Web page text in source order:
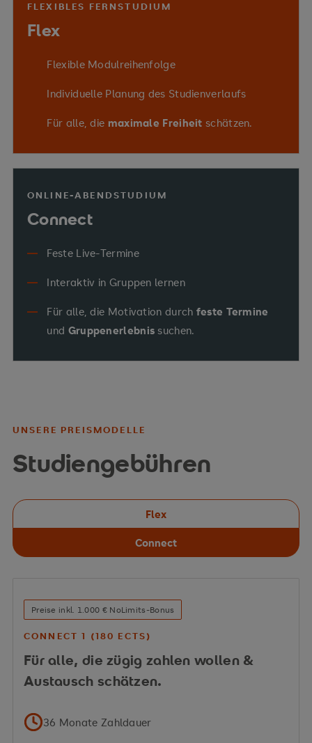
FLEXIBLES FERNSTUDIUM
Flex
Flexible Modulreihenfolge
Individuelle Planung des Studienverlaufs
Für alle, die maximale Freiheit schätzen.
ONLINE-ABENDSTUDIUM
Connect
Feste Live-Termine
Interaktiv in Gruppen lernen
Für alle, die Motivation durch feste Termine
und Gruppenerlebnissuchen.
UNSERE PREISMODELLE
Studiengebühren
Flex
Connect
Preise inkl. 1.000 € NoLimits-Bonus
CONNECT 1 (180 ECTS)
Für alle, die zügig zahlen wollen &
Austausch schätzen.
36 Monate Zahldauer